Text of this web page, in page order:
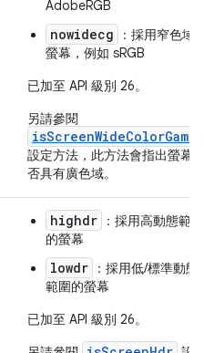
AdobeRGB
nowidecg
：採用窄色域
螢幕，例如 sRGB
已加至 API 級別 26。
另請參閱
isScreenWideColorGamut
設定方法，此方法會指出螢幕
否具有廣色域。
highdr
：採用高動態範圍
的螢幕
lowdr
：採用低/標準動態
範圍的螢幕
已加至 API 級別 26。